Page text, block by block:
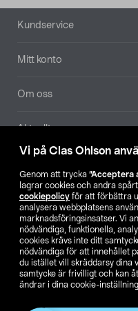
Vi på Clas Ohlson
Genom att trycka ”Acceptera
lagrar cookies och andra
cookiepolicy för att förbättra
analysera webbplatsens
marknadsföringsinsatser. Vi
nödvändiga, funktionella,
cookies krävs inte ditt
nödvändiga för att innehållet
du istället vill skräddarsy dina
samtycke är frivilligt och kan
ändrar i dina cookie-
Sidfot
Kundservice
Mitt konto
Om oss
Aktuellt
SE